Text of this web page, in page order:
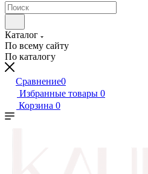
Каталог
По всему сайту
По каталогу
Сравнение0
Избранные товары 0
Корзина 0